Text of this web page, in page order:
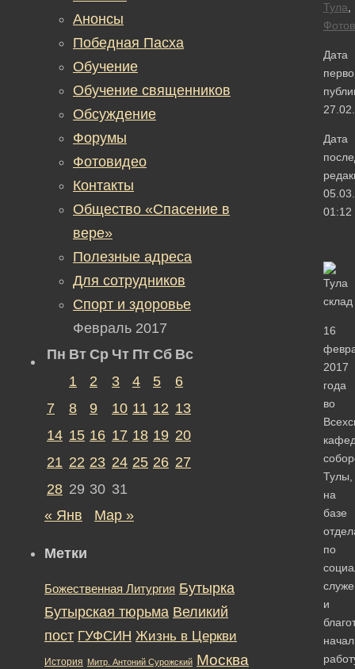
Тула
Дата
Дата
01:12
16
2017
года
во
Тулы,
на
базе
по
и
начал
Анонсы
Победная Пасха
Обучение
Обучение священников
Обсуждение
Форумы
Фотовидео
Контакты
Общество «Спасение в
вере»
Полезные адреса
Для сотрудников
Спорт и здоровье
Февраль 2017
Пн Вт Ср Чт Пт Сб Вс
1
2 3 4 5
6
7
8 9 10 11 12 13
14 15 16 17 18 19 20
21 22 23 24 25 26 27
28 29 30 31
« Янв
Мар »
Метки
Божественная Литургия Бутырка
Бутырская тюрьма Великий
пост ГУФСИН Жизнь в Церкви
История Митр. Антоний Сурожский Москва